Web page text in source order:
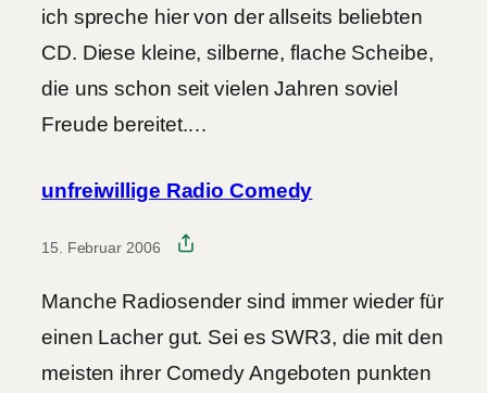
ich spreche hier von der allseits beliebten
CD. Diese kleine, silberne, flache Scheibe,
die uns schon seit vielen Jahren soviel
Freude bereitet.…
unfreiwillige Radio Comedy
15. Februar 2006
Manche Radiosender sind immer wieder für
einen Lacher gut. Sei es SWR3, die mit den
meisten ihrer Comedy Angeboten punkten